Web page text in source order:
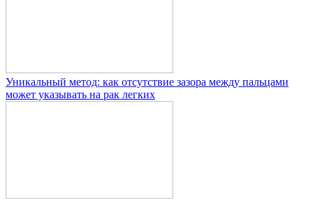
Уникальный метод: как отсутствие зазора между пальцами
может указывать на рак легких